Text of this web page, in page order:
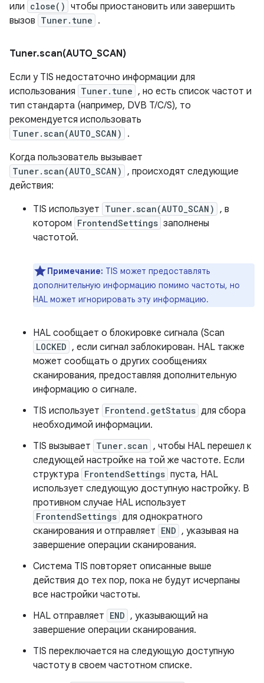
или close() чтобы приостановить или завершить
вызов Tuner.tune .
Tuner.scan(AUTO SCAN)
Если у TIS недостаточно информации для
использования Tuner.tune , но есть список частот и
тип стандарта (например, DVB T/C/S), то
рекомендуется использовать
Tuner.scan(AUTO_SCAN)
.
Когда пользователь вызывает
Tuner.scan(AUTO_SCAN) , происходят следующие
действия:
TIS использует Tuner.scan(AUTO_SCAN) , в
котором FrontendSettings заполнены
частотой.
Примечание: TIS может предоставлять
дополнительную информацию помимо частоты, но
HAL может игнорировать эту информацию.
HAL сообщает о блокировке сигнала (Scan
LOCKED , если сигнал заблокирован. HAL также
может сообщать о других сообщениях
сканирования, предоставляя дополнительную
информацию о сигнале.
TIS использует Frontend.getStatus для сбора
необходимой информации.
TIS вызывает Tuner.scan , чтобы HAL перешел к
следующей настройке на той же частоте. Если
структура FrontendSettings пуста, HAL
использует следующую доступную настройку. В
противном случае HAL использует
FrontendSettings для однократного
сканирования и отправляет END , указывая на
завершение операции сканирования.
Система TIS повторяет описанные выше
действия до тех пор, пока не будут исчерпаны
все настройки частоты.
HAL отправляет END , указывающий на
завершение операции сканирования.
TIS переключается на следующую доступную
частоту в своем частотном списке.